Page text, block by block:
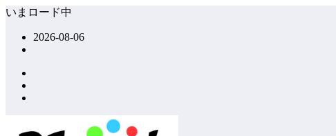
コ
いまロード中
2026-08-06